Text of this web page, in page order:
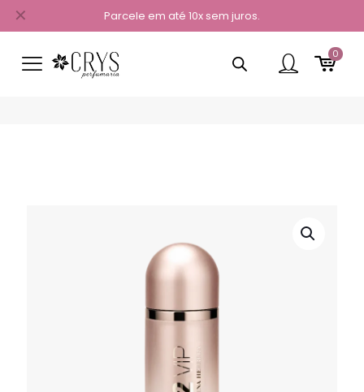
Parcele em até 10x sem juros.
✕
0